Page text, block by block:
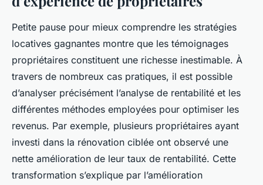
Petite pause pour mieux comprendre les stratégies
locatives gagnantes montre que les témoignages
propriétaires constituent une richesse inestimable. À
travers de nombreux cas pratiques, il est possible
d’analyser précisément l’analyse de rentabilité et les
différentes méthodes employées pour optimiser les
revenus. Par exemple, plusieurs propriétaires ayant
investi dans la rénovation ciblée ont observé une
nette amélioration de leur taux de rentabilité. Cette
transformation s’explique par l’amélioration